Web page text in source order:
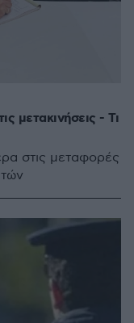
μετακινήσεις - Τι
στις μεταφορές